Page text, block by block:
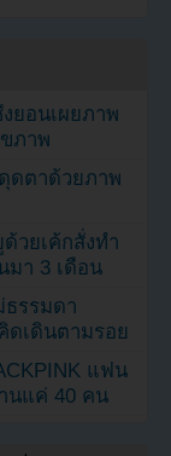
ยอนเผยภาพ
ภาพ
ดตาด้วยภาพ
วยเค้กสั่งทำ
มา 3 เดือน
ธรรมดา
ดเดินตามรอย
แฟน
นแค่ 40 คน